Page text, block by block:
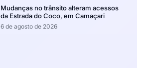
Mudanças no trânsito alteram acessos
da Estrada do Coco, em Camaçari
6 de agosto de 2026